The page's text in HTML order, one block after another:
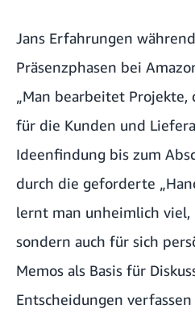
Jans Erfahrungen
Präsenzphasen bei
„Man bearbeitet
für die Kunden und
Ideenfindung bis zum
durch die geforderte
lernt man unheimlich
sondern auch für sich
Memos als Basis für
Entscheidungen